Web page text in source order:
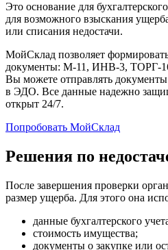
Это основание для
для возможного взыскания
или списания недостачи.
МойСклад позволяет
документы: М-11, ИНВ-3, ТОРГ-
Вы можете отправлять
в ЭДО. Все данные надежно
открыт 24/7.
Попробовать МойСклад
Решения по
После завершения проверки
размер ущерба. Для этого она
данные бухгалтерского
стоимость имущества;
документы о закупке или